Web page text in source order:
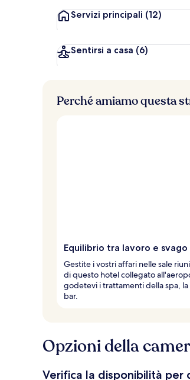
Servizi principali (12)
Sentirsi a casa (6)
Perché amiamo questa
Equilibrio tra lavoro e svago
Gestite i vostri affari nelle sale
di questo hotel collegato
godetevi i trattamenti della spa, la
bar.
Opzioni della
Verifica la disponibilità per